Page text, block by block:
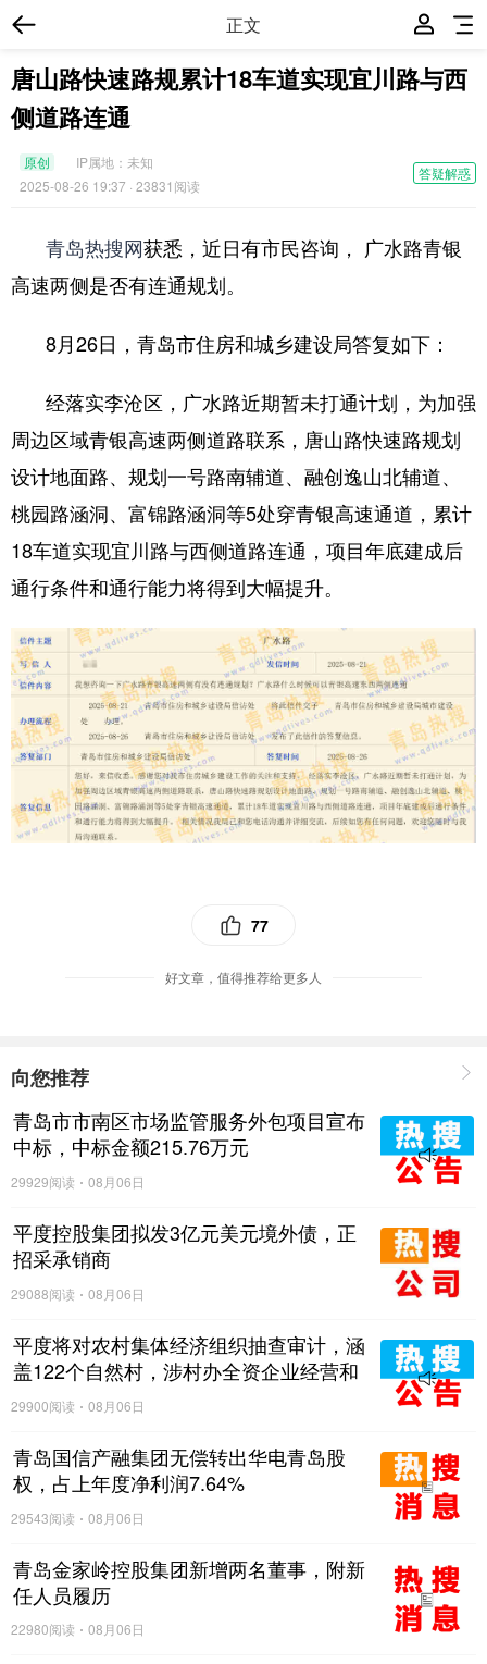
正文
唐山路快速路规累计18车道实现宜川路与西
侧道路连通
答疑解惑
原创 IP属地： 未知
2025-08-26 19:37 · 23831阅读
青岛热搜网获悉，近日有市民咨询， 广水路青银
高速两侧是否有连通规划。
8月26日，青岛市住房和城乡建设局答复如下：
经落实李沧区，广水路近期暂未打通计划，为加强
周边区域青银高速两侧道路联系，唐山路快速路规划
设计地面路、规划一号路南辅道、融创逸山北辅道、
桃园路涵洞、富锦路涵洞等5处穿青银高速通道，累计
18车道实现宜川路与西侧道路连通，项目年底建成后
通行条件和通行能力将得到大幅提升。
77
好文章，值得推荐给更多人
向您推荐
青岛市市南区市场监管服务外包项目宣布
中标，中标金额215.76万元
29929阅读 08月06日
平度控股集团拟发3亿元美元境外债，正
招采承销商
29088阅读 08月06日
平度将对农村集体经济组织抽查审计，涵
盖122个自然村，涉村办全资企业经营和
与村集体资金往来等情况
29900阅读 08月06日
青岛国信产融集团无偿转出华电青岛股
权，占上年度净利润7.64%
29543阅读 08月06日
青岛金家岭控股集团新增两名董事，附新
任人员履历
22980阅读 08月06日